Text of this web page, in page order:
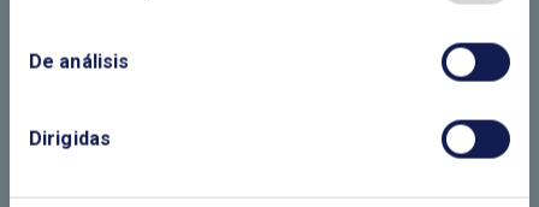
De análisis
Dirigidas